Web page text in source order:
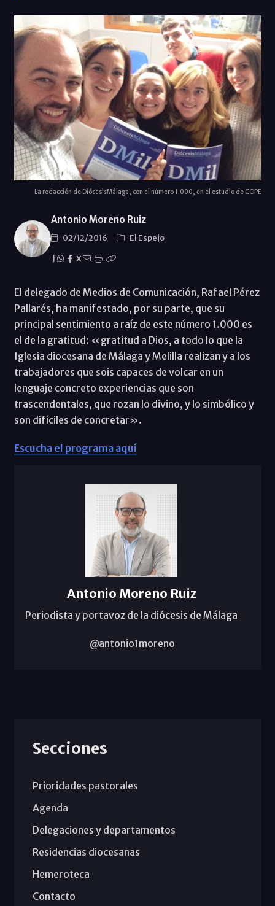
La redacción de DiócesisMálaga, con el número 1.000, en el estudio de COPE
Antonio Moreno Ruiz
02/12/2016
El Espejo
X
El delegado de Medios de Comunicación, Rafael Pérez
Pallarés, ha manifestado, por su parte, que su
principal sentimiento a raíz de este número 1.000 es
el de la gratitud: «gratitud a Dios, a todo lo que la
Iglesia diocesana de Málaga y Melilla realizan y a los
trabajadores que sois capaces de volcar en un
lenguaje concreto experiencias que son
trascendentales, que rozan lo divino, y lo simbólico y
son difíciles de concretar».
Escucha el programa aquí
Antonio Moreno Ruiz
Periodista y portavoz de la diócesis de Málaga
@antonio1moreno
Secciones
Prioridades pastorales
Agenda
Delegaciones y departamentos
Residencias diocesanas
Hemeroteca
Contacto